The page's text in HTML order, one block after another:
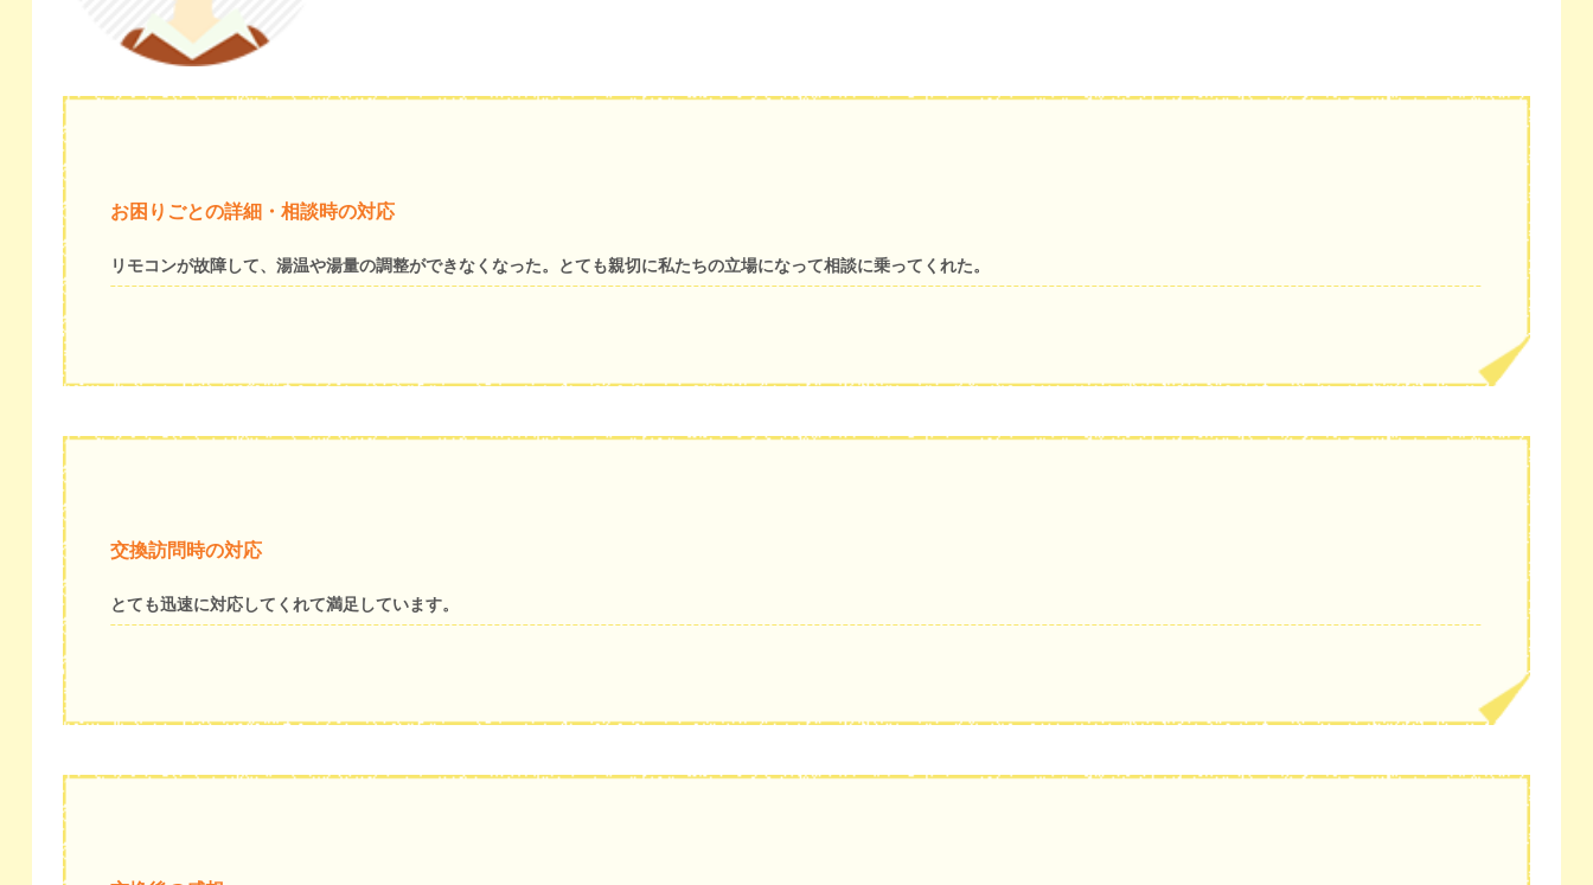
お困りごとの詳細・相談時の対応
リモコンが故障して、湯温や湯量の調整ができなくなった。とても親切に私たちの立場になって相談に乗ってくれた。
交換訪問時の対応
とても迅速に対応してくれて満足しています。